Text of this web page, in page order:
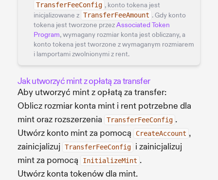
TransferFeeConfig , konto tokena jest
inicjalizowane z TransferFeeAmount . Gdy konto
tokena jest tworzone przezAssociated Token
Program, wymagany rozmiar konta jest obliczany, a
konto tokena jest tworzone z wymaganym rozmiarem
i lamportami zwolnionymi z rent.
Jak utworzyć mint z opłatą za transfer
Aby utworzyć mint z opłatą za transfer:
Oblicz rozmiar konta mint i rent potrzebne dla
mint oraz rozszerzenia
TransferFeeConfig .
Utwórz konto mint za pomocą
CreateAccount ,
zainicjalizuj TransferFeeConfig
i zainicjalizuj
mint za pomocą
InitializeMint .
Utwórz konta tokenów dla mint.